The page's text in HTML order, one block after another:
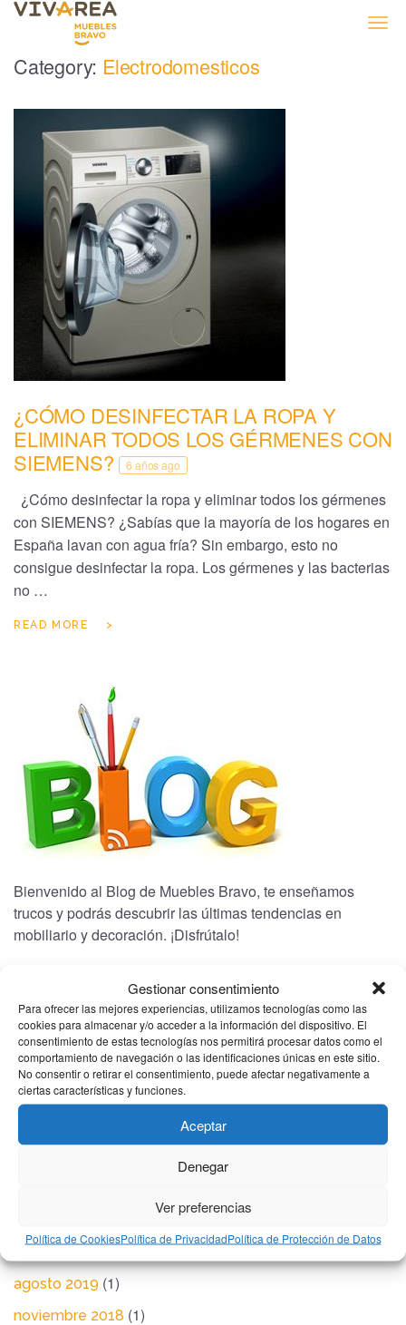
Gestionar consentimiento
Para ofrecer las mejores experiencias, utilizamos tecnologías como las
cookies para almacenar y/o acceder a la información del dispositivo. El
consentimiento de estas tecnologías nos permitirá procesar datos como el
comportamiento de navegación o las identificaciones únicas en este sitio.
No consentir o retirar el consentimiento, puede afectar negativamente a
ciertas características y funciones.
Aceptar
Denegar
Ver preferencias
Política de CookiesPolítica de PrivacidadPolítica de Protección de Datos
Category: Electrodomesticos
¿CÓMO DESINFECTAR LA ROPA Y
ELIMINAR TODOS LOS GÉRMENES CON
SIEMENS? 6 años ago
¿Cómo desinfectar la ropa y eliminar todos los gérmenes
con SIEMENS? ¿Sabías que la mayoría de los hogares en
España lavan con agua fría? Sin embargo, esto no
consigue desinfectar la ropa. Los gérmenes y las bacterias
no …
READ MORE
Bienvenido al Blog de Muebles Bravo, te enseñamos
trucos y podrás descubrir las últimas tendencias en
mobiliario y decoración. ¡Disfrútalo!
Bienestar(1)
Electrodomesticos(1)
Novedades(2)
(1)
agosto 2019 (1)
noviembre 2018 (1)